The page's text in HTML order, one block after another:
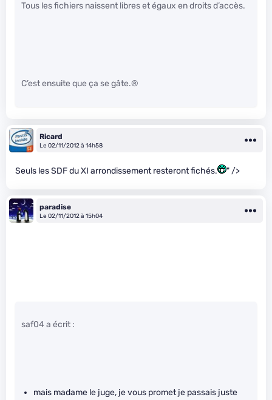
Tous les fichiers naissent libres et égaux en droits d’accès.
C’est ensuite que ça se gâte.®
Ricard
Le 02/11/2012 à 14h58
Seuls les SDF du XI arrondissement resteront fichés. " />
paradise
Le 02/11/2012 à 15h04
saf04 a écrit :
mais madame le juge, je vous promet je passais juste